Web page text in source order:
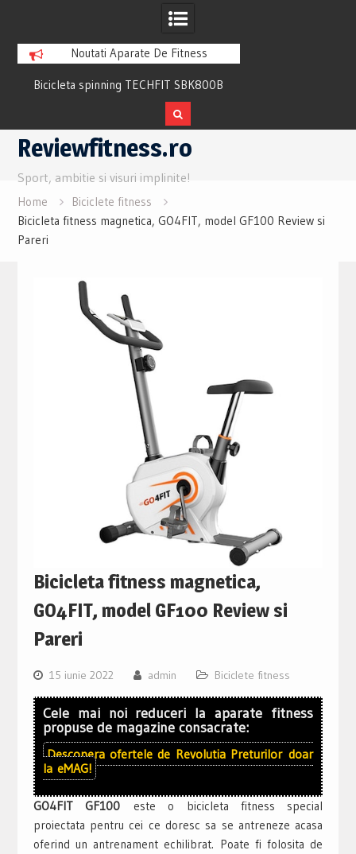
Noutati Aparate De Fitness
Bicicleta spinning TECHFIT SBK800B
Review si Pareri utile
Skip
content
Reviewfitness.ro
Sport, ambitie si visuri implinite!
Home
Biciclete fitness
Bicicleta fitness magnetica, GO4FIT, model GF100 Review si
Pareri
Bicicleta fitness magnetica,
GO4FIT, model GF100 Review si
Pareri
15 iunie 2022 admin Biciclete fitness
Cele mai noi reduceri la aparate fitness
propuse de magazine consacrate:
Descopera ofertele de Revolutia Preturilor doar
la eMAG!
GO4FIT GF100 este o bicicleta fitness special
proiectata pentru cei ce doresc sa se antreneze acasa
oferind un antrenament echilibrat. Poate fi folosita de